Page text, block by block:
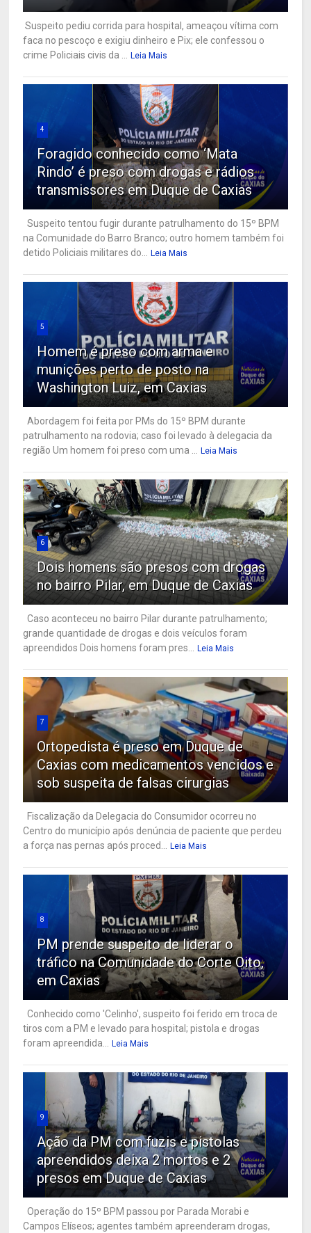
Suspeito pediu corrida para hospital, ameaçou vítima com
faca no pescoço e exigiu dinheiro e Pix; ele confessou o
crime Policiais civis da ...
Leia Mais
4
Foragido conhecido como ‘Mata
Rindo’ é preso com drogas e rádios
transmissores em Duque de Caxias
Suspeito tentou fugir durante patrulhamento do 15º BPM
na Comunidade do Barro Branco; outro homem também foi
detido Policiais militares do...
Leia Mais
5
Homem é preso com arma e
munições perto de posto na
Washington Luiz, em Caxias
Abordagem foi feita por PMs do 15º BPM durante
patrulhamento na rodovia; caso foi levado à delegacia da
região Um homem foi preso com uma ...
Leia Mais
6
Dois homens são presos com drogas
no bairro Pilar, em Duque de Caxias
Caso aconteceu no bairro Pilar durante patrulhamento;
grande quantidade de drogas e dois veículos foram
apreendidos Dois homens foram pres...
Leia Mais
7
Ortopedista é preso em Duque de
Caxias com medicamentos vencidos e
sob suspeita de falsas cirurgias
Fiscalização da Delegacia do Consumidor ocorreu no
Centro do município após denúncia de paciente que perdeu
a força nas pernas após proced...
Leia Mais
8
PM prende suspeito de liderar o
tráfico na Comunidade do Corte Oito,
em Caxias
Conhecido como 'Celinho', suspeito foi ferido em troca de
tiros com a PM e levado para hospital; pistola e drogas
foram apreendida...
Leia Mais
9
Ação da PM com fuzis e pistolas
apreendidos deixa 2 mortos e 2
presos em Duque de Caxias
Operação do 15º BPM passou por Parada Morabi e
Campos Elíseos; agentes também apreenderam drogas,